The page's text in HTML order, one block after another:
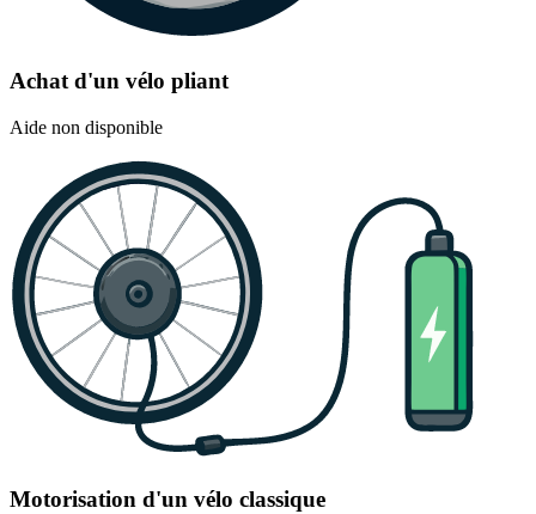
Achat d'un vélo pliant
Aide non disponible
Motorisation d'un vélo classique